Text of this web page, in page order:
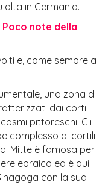
alta in Germania.
note della
e, come sempre a
una zona di
dai cortili
pittoreschi. Gli
complesso di cortili
Mitte è famosa per i
ebraico ed è qui
con la sua